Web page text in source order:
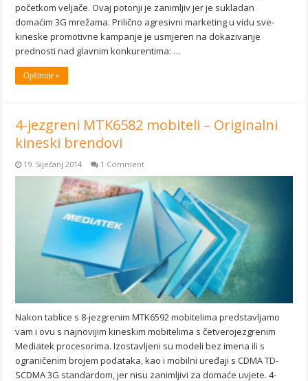
početkom veljače. Ovaj potonji je zanimljiv jer je sukladan
domaćim 3G mrežama. Prilično agresivni marketing u vidu sve-
kineske promotivne kampanje je usmjeren na dokazivanje
prednosti nad glavnim konkurentima: …
Opširnije »
4-jezgreni MTK6582 mobiteli – Originalni
kineski brendovi
19. Siječanj 2014 1 Comment
Nakon tablice s 8-jezgrenim MTK6592 mobitelima predstavljamo
vam i ovu s najnovijim kineskim mobitelima s četverojezgrenim
Mediatek procesorima. Izostavljeni su modeli bez imena ili s
ograničenim brojem podataka, kao i mobilni uređaji s CDMA TD-
SCDMA 3G standardom, jer nisu zanimljivi za domaće uvjete. 4-